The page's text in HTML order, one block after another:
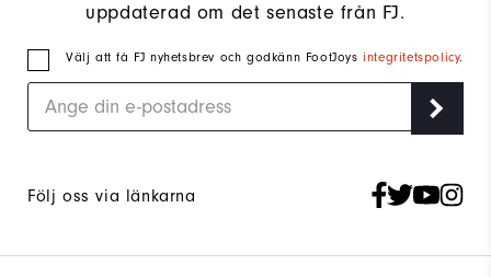
uppdaterad om det senaste från FJ.
Välj att få FJ nyhetsbrev och godkänn FootJoysintegritetspolicy.
Följ oss via länkarna